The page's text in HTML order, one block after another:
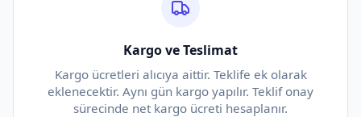
Kargo ve Teslimat
Kargo ücretleri alıcıya aittir. Teklife ek olarak
eklenecektir. Aynı gün kargo yapılır. Teklif onay
sürecinde net kargo ücreti hesaplanır.